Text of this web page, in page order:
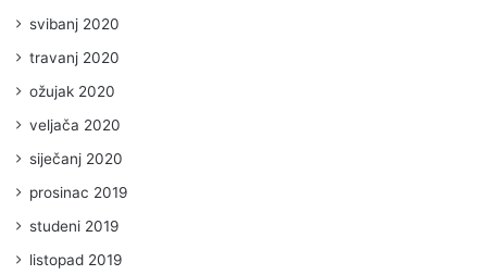
svibanj 2020
travanj 2020
ožujak 2020
veljača 2020
siječanj 2020
prosinac 2019
studeni 2019
listopad 2019